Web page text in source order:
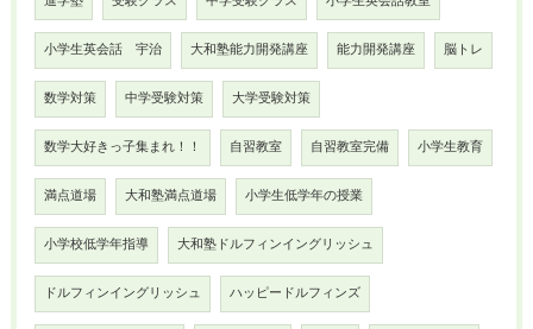
小学生英会話 宇治 大和塾能力開発講座 能力開発講座 脳トレ
数学対策 中学受験対策 大学受験対策
数学大好きっ子集まれ！！ 自習教室 自習教室完備 小学生教育
満点道場 大和塾満点道場 小学生低学年の授業
小学校低学年指導 大和塾ドルフィンイングリッシュ
ドルフィンイングリッシュ ハッピードルフィンズ